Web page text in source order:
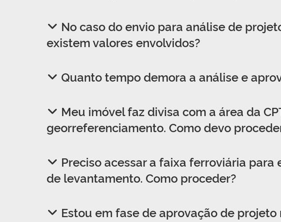
No caso do envio para análise de
existem valores envolvidos?
Quanto tempo demora a análise e
Meu imóvel faz divisa com a área da
georreferenciamento. Como devo
Preciso acessar a faixa ferroviária
de levantamento. Como proceder?
Estou em fase de aprovação de